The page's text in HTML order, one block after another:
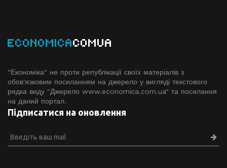
ECONOMICACOMUA
"Економіка" не проти републікації своїх матеріалів з
обов'язковим посиланням на джерело у вигляді текстового
рядка виду "Джерело www.economiсa.com.ua" та посилання
на даний портал.
Підписатися на оновлення